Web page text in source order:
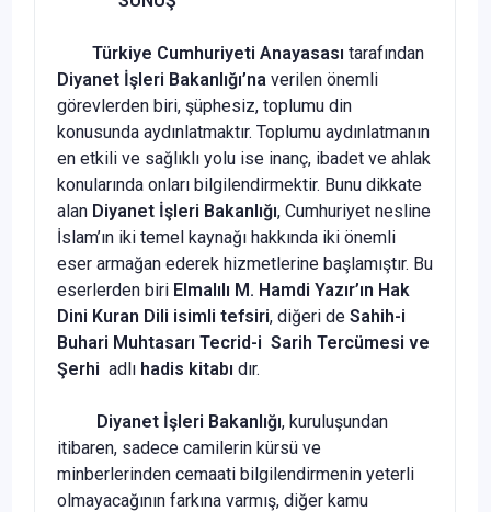
Türkiye Cumhuriyeti Anayasası tarafından
Diyanet İşleri Bakanlığı’na verilen önemli
görevlerden biri, şüphesiz, toplumu din
konusunda aydınlatmaktır. Toplumu aydınlatmanın
en etkili ve sağlıklı yolu ise inanç, ibadet ve ahlak
konularında onları bilgilendirmektir. Bunu dikkate
alan Diyanet İşleri Bakanlığı, Cumhuriyet nesline
İslam’ın iki temel kaynağı hakkında iki önemli
eser armağan ederek hizmetlerine başlamıştır. Bu
eserlerden biri Elmalılı M. Hamdi Yazır’ın Hak
Dini Kuran Dili isimli tefsiri, diğeri de Sahih-i
Buhari Muhtasarı Tecrid-i Sarih Tercümesi ve
Şerhi adlı hadis kitabı dır.
Diyanet İşleri Bakanlığı, kuruluşundan
itibaren, sadece camilerin kürsü ve
minberlerinden cemaati bilgilendirmenin yeterli
olmayacağının farkına varmış, diğer kamu